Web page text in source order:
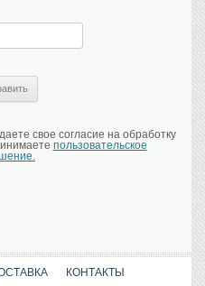
свое согласие на обработку
пользовательское
КОНТАКТЫ